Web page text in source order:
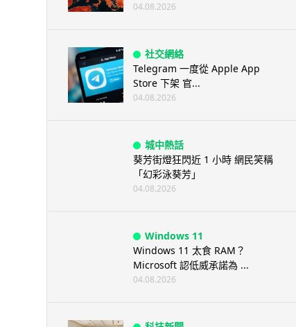
04.08.2026
社交網絡
Telegram 一度從 Apple App
Store 下架 官...
04.08.2026
城中熱話
葵芳街燈狂閃近 1 小時 網民笑稱
「幻彩泳葵芳」
04.08.2026
Windows 11
Windows 11 太食 RAM？
Microsoft 認低威承諾為 ...
04.08.2026